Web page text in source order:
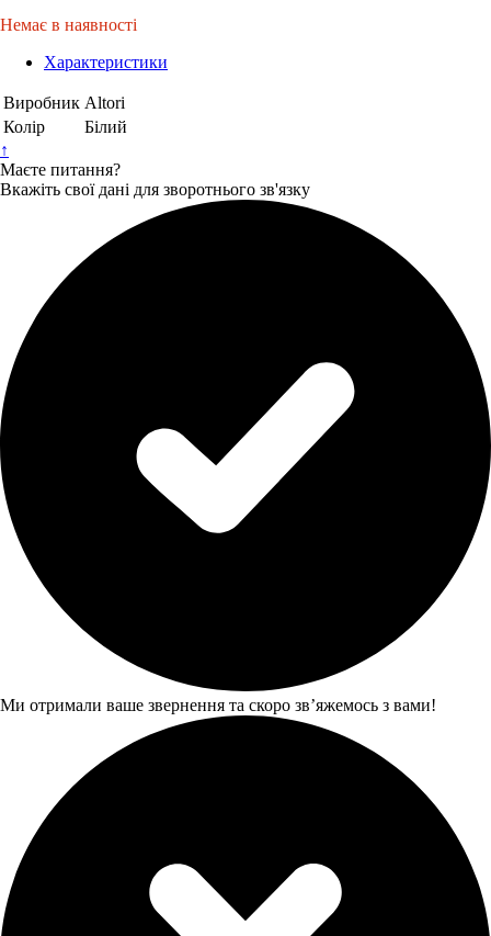
Немає в наявності
Характеристики
Виробник Altori
Колір
Білий
↑
Маєте питання?
Вкажіть свої дані для зворотнього зв'язку
Ми отримали ваше звернення та скоро звʼяжемось з вами!